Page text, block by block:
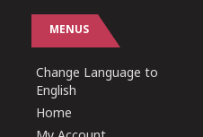
MENUS
Change Language to
English
Home